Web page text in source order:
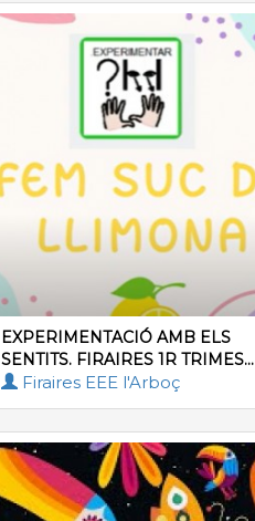
EXPERIMENTACIÓ AMB ELS
SENTITS. FIRAIRES 1R TRIMES...
Firaires EEE l'Arboç